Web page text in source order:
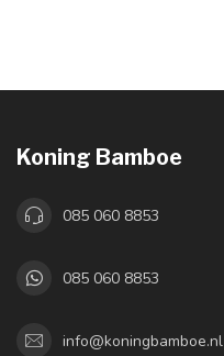
Koning Bamboe
085 060 8853
085 060 8853
info@koningbamboe.nl